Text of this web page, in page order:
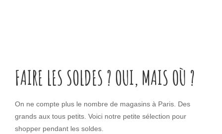
FAIRE LES SOLDES ? OUI, MAIS OÙ ?
On ne compte plus le nombre de magasins à Paris. Des
grands aux tous petits. Voici notre petite sélection pour
shopper pendant les soldes.